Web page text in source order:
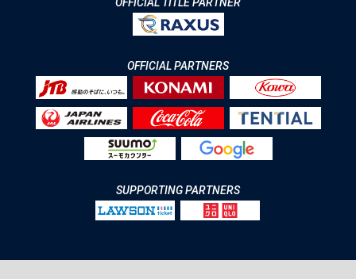
OFFICIAL PARTNERS
SUPPORTING PARTNERS